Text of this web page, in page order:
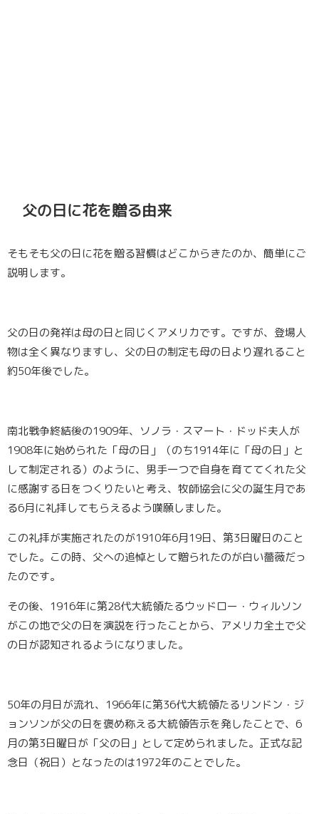
父の日に花を贈る由来
そもそも父の日に花を贈る習慣はどこからきたのか、簡単にご
説明します。
父の日の発祥は母の日と同じくアメリカです。ですが、登場人
物は全く異なりますし、父の日の制定も母の日より遅れること
約50年後でした。
南北戦争終結後の1909年、ソノラ・スマート・ドッド夫人が
1908年に始められた「母の日」（のち1914年に「母の日」と
して制定される）のように、男手一つで自身を育ててくれた父
に感謝する日をつくりたいと考え、牧師協会に父の誕生月であ
る6月に礼拝してもらえるよう嘆願しました。
この礼拝が実施されたのが1910年6月19日、第3日曜日のこと
でした。この時、 父への追悼として贈られたのが白い薔薇だっ
たのです。
その後、1916年に第28代大統領たるウッドロー・ウィルソン
がこの地で父の日を演説を行ったことから、アメリカ全土で父
の日が認知されるようになりました。
50年の月日が流れ、1966年に第36代大統領たるリンドン・ジ
ョンソンが父の日を褒め称える大統領告示を発したことで、6
月の第3日曜日が「父の日」として定められました。正式な記
念日（祝日）となったのは1972年のことでした。